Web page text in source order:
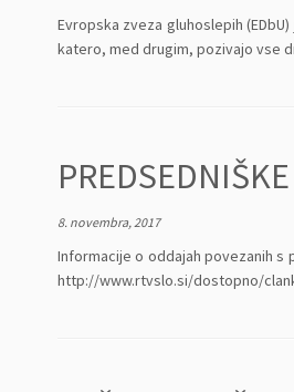
Evropska zveza gluhoslepih
katero, med drugim, pozivajo vse
8. novembra, 2017
Informacije o oddajah povezanih
http://www.rtvslo.si/dostopno/